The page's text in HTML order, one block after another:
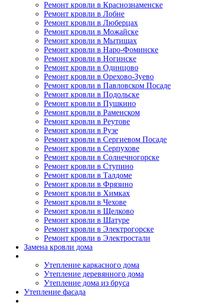
Ремонт кровли в Краснознаменске
Ремонт кровли в Лобне
Ремонт кровли в Люберцах
Ремонт кровли в Можайске
Ремонт кровли в Мытищах
Ремонт кровли в Наро-Фоминске
Ремонт кровли в Ногинске
Ремонт кровли в Одинцово
Ремонт кровли в Орехово-Зуево
Ремонт кровли в Павловском Посаде
Ремонт кровли в Подольске
Ремонт кровли в Пушкино
Ремонт кровли в Раменском
Ремонт кровли в Реутове
Ремонт кровли в Рузе
Ремонт кровли в Сергиевом Посаде
Ремонт кровли в Серпухове
Ремонт кровли в Солнечногорске
Ремонт кровли в Ступино
Ремонт кровли в Талдоме
Ремонт кровли в Фрязино
Ремонт кровли в Химках
Ремонт кровли в Чехове
Ремонт кровли в Щелково
Ремонт кровли в Шатуре
Ремонт кровли в Электрогорске
Ремонт кровли в Электростали
Замена кровли дома
Утепление каркасного дома
Утепление деревянного дома
Утепление дома из бруса
Утепление фасада